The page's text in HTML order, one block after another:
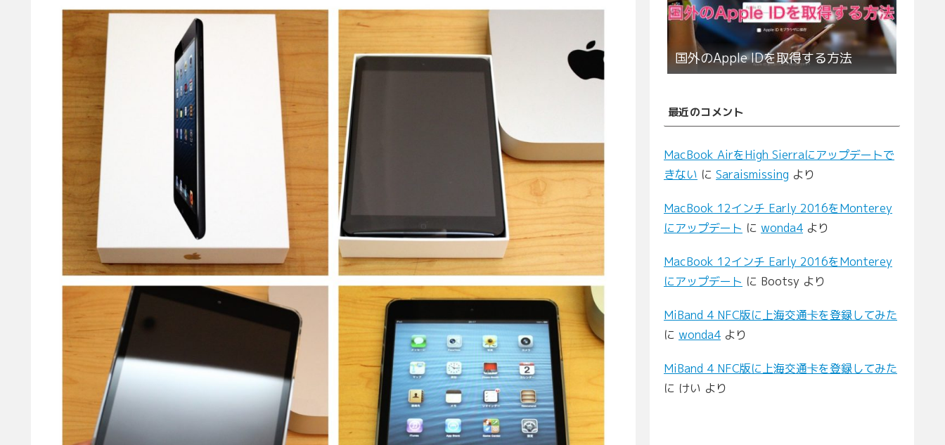
国外のApple IDを取得する方法
最近のコメント
MacBook AirをHigh Sierraにアップデートで
きない に Saraismissing より
MacBook 12インチ Early 2016をMonterey
にアップデート に wonda4 より
MacBook 12インチ Early 2016をMonterey
にアップデート に Bootsy より
MiBand 4 NFC版に上海交通卡を登録してみた
に wonda4 より
MiBand 4 NFC版に上海交通卡を登録してみた
に けい より